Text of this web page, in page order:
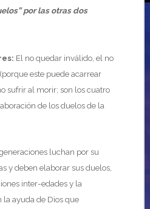
por las otras dos
El no quedar inválido, el no
este puede acarrear
sufrir al morir; son los cuatro
de los duelos de la
luchan por su
y deben elaborar sus duelos,
inter-edades y la
la ayuda de Dios que